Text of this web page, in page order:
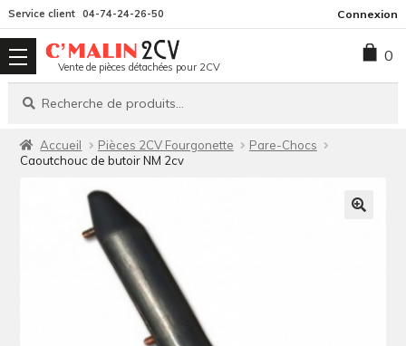
la
navigation
contenu
Service client 04-74-24-26-50 Connexion
Vente de pièces détachées pour 2CV
Recherche
Recherche
0
Accueil Pièces 2CV Fourgonette
Pare-Chocs
Caoutchouc de butoir NM 2cv